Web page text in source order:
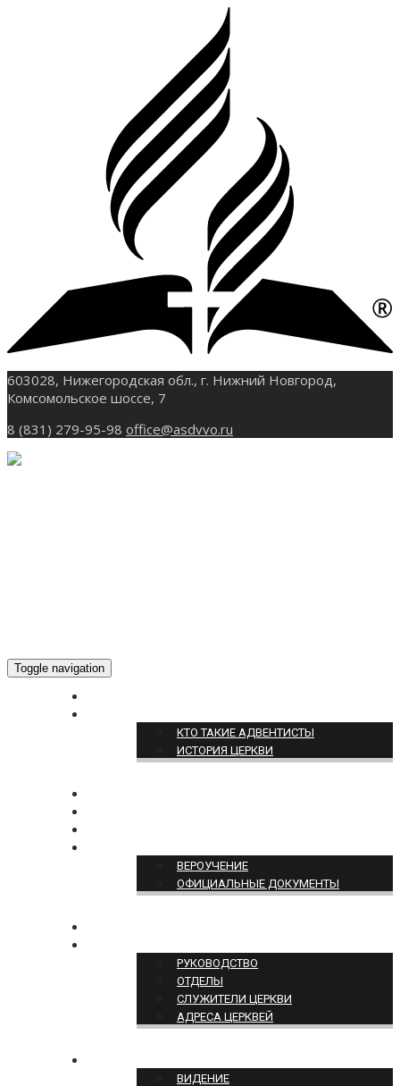
603028, Нижегородская обл., г. Нижний Новгород,
Комсомольское шоссе, 7
8 (831) 279-95-98 office@asdvvo.ru
Toggle navigation
КТО ТАКИЕ АДВЕНТИСТЫ
ИСТОРИЯ ЦЕРКВИ
ВЕРОУЧЕНИЕ
ОФИЦИАЛЬНЫЕ ДОКУМЕНТЫ
РУКОВОДСТВО
ОТДЕЛЫ
СЛУЖИТЕЛИ ЦЕРКВИ
АДРЕСА ЦЕРКВЕЙ
ВИДЕНИЕ